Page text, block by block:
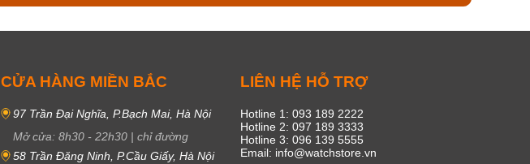
CỬA HÀNG MIỀN BẮC
97 Trần Đại Nghĩa, P.Bạch Mai, Hà Nội
Mở cửa: 8h30 - 22h30 | chỉ đường
58 Trần Đăng Ninh, P.Cầu Giấy, Hà Nội
LIÊN HỆ HỖ TRỢ
Hotline 1: 093 189 2222
Hotline 2: 097 189 3333
Hotline 3: 096 139 5555
Email: info@watchstore.vn